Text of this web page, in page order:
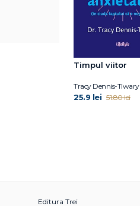
Timpul viitor
Tracy Dennis-Tiwary
25.9 lei 51.80 lei
Editura Trei